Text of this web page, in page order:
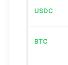
USDC
BTC